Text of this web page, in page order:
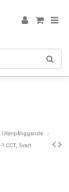
Utanpåliggande
CCT, Svart